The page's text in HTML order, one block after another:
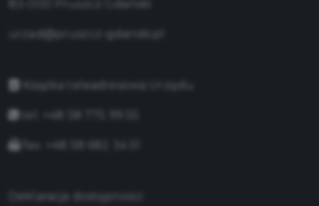
urzad@pruszcz-gdanski.pl
Książka teleadresowa Urzędu
Deklaracja dostępności